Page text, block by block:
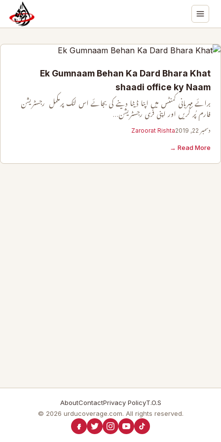
Ek Gumnaam Behan Ka Dard Bhara Khat
shaadi office ky Naam
برائے مہربانی کمنٹس میں اپنا ڈیٹا دینے کی بجائے اس لنک پرمکمل رجسٹریشن
فارم پُر کریں اور اپنی فری رجسٹریشن…
دسمبر 22, 2019 Zaroorat Rishta
Read More →
AboutContactPrivacy PolicyT.O.S
© 2026 urducoverage.com. All rights reserved.